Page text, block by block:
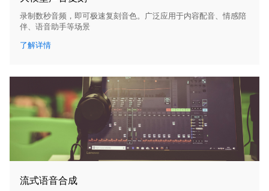
录制数秒音频，即可极速复刻音色。广泛应用于内容配音、情感陪
伴、语音助手等场景
了解详情
流式语音合成